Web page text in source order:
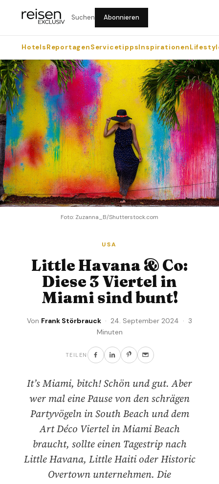
Suchen Abonnieren
HotelsReportagenServicetippsInspirationen
Foto: Zuzanna_B/Shutterstock.com
USA
Little Havana & Co:
Diese 3 Viertel in
Miami sind bunt!
Von Frank Störbrauck · 24. September 2024 · 3
Minuten
TEILEN
It’s Miami, bitch! Schön und gut. Aber
wer mal eine Pause von den schrägen
Partyvögeln in South Beach und dem
Art Déco Viertel in Miami Beach
braucht, sollte einen Tagestrip nach
Little Havana, Little Haiti oder Historic
Overtown unternehmen. Die